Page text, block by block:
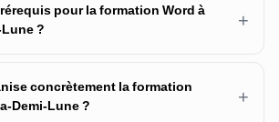
pour la formation Word à
?
+
concrètement la formation
Demi-Lune ?
+